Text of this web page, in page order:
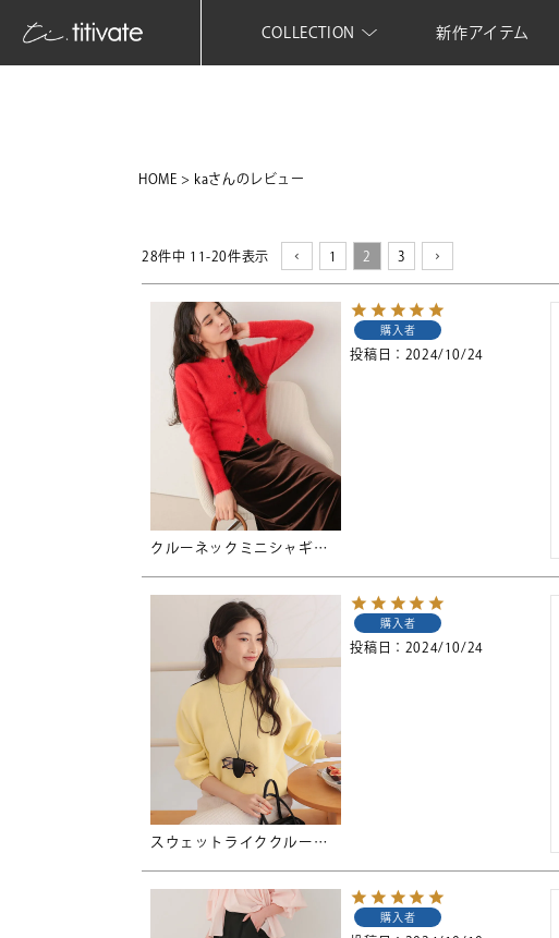
COLLECTION 新作アイテム
HOME kaさんのレビュー
28件中 11-20件表示 1 2 3
クルーネックミニシャギーニットカーディガン
購入者
投稿日 2024/10/24
スウェットライククルーネックニット
購入者
投稿日 2024/10/24
購入者